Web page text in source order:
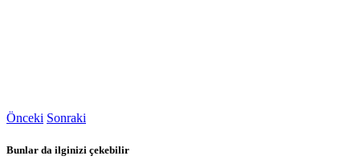
Önceki Sonraki
Bunlar da ilginizi çekebilir